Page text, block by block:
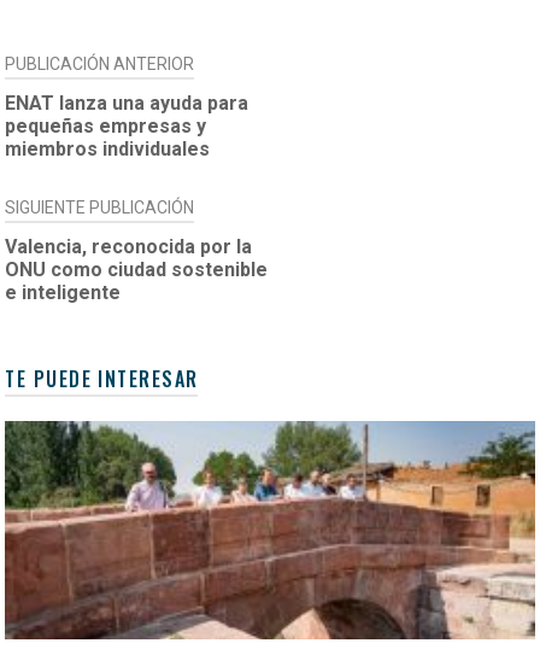
NAVEGACIÓN
DE
ENTRADAS
PUBLICACIÓN ANTERIOR
ENAT lanza una ayuda para
pequeñas empresas y
miembros individuales
SIGUIENTE PUBLICACIÓN
Valencia, reconocida por la
ONU como ciudad sostenible
e inteligente
TE PUEDE INTERESAR